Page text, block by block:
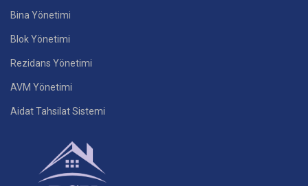
Bina Yönetimi
Blok Yönetimi
Rezidans Yönetimi
AVM Yönetimi
Aidat Tahsilat Sistemi